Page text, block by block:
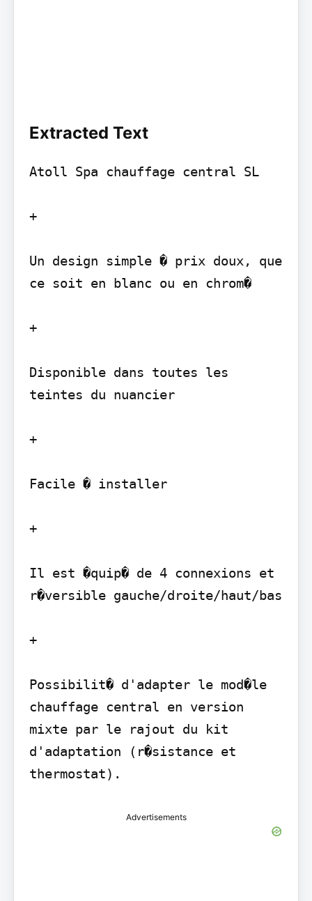
Extracted Text
Atoll Spa chauffage central SL
+
Un design simple � prix doux, que
ce soit en blanc ou en chrom�
+
Disponible dans toutes les
teintes du nuancier
+
Facile � installer
+
Il est �quip� de 4 connexions et
r�versible gauche/droite/haut/bas
+
Possibilit� d'adapter le mod�le
chauffage central en version
mixte par le rajout du kit
d'adaptation (r�sistance et
thermostat).
Advertisements